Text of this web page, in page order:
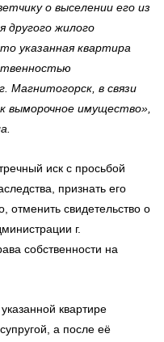
о выселении его из
другого жилого
указанная квартира
Магнитогорск, в связи
выморочное имущество»,
иск с просьбой
признать его
отменить свидетельство о
г.
собственности на
квартире
а после её